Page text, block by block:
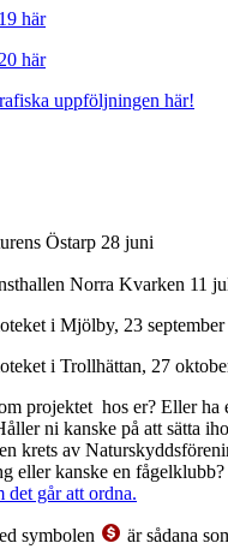
här
här
uppföljningen här!
Östarp 28 juni
Norra Kvarken 11
i Mjölby, 23
i Trollhättan, 27
projektet hos er? Eller ha
ni kanske på att sätta
krets av
eller kanske en fågelklubb?
det går att ordna.
symbolen
är sådana